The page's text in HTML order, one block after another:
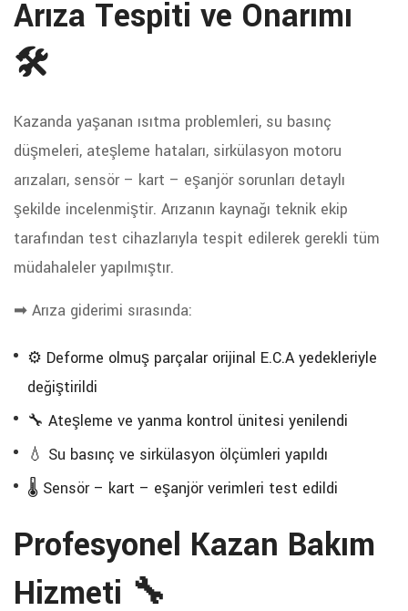
Arıza Tespiti ve Onarımı
🛠️
Kazanda yaşanan ısıtma problemleri, su basınç
düşmeleri, ateşleme hataları, sirkülasyon motoru
arızaları, sensör – kart – eşanjör sorunları detaylı
şekilde incelenmiştir. Arızanın kaynağı teknik ekip
tarafından test cihazlarıyla tespit edilerek gerekli tüm
müdahaleler yapılmıştır.
➡ Arıza giderimi sırasında:
⚙️ Deforme olmuş parçalar orijinal E.C.A yedekleriyle
değiştirildi
🔧 Ateşleme ve yanma kontrol ünitesi yenilendi
💧 Su basınç ve sirkülasyon ölçümleri yapıldı
🌡️ Sensör – kart – eşanjör verimleri test edildi
Profesyonel Kazan Bakım
Hizmeti 🔧